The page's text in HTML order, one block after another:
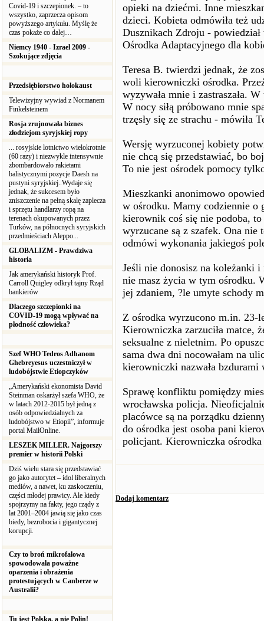
Covid-19 i szczepionek. – to
wszystko, zaprzecza opisom
powyższego artykułu. Myślę że
czas pokaże co dalej…
Niemcy 1940 - Izrael 2009 -
Szokujące zdjęcia
Przedsiębiorstwo holokaust
Telewizyjny wywiad z Normanem
Finkelsteinem
Rosja zrujnowała biznes
złodziejom syryjskiej ropy
... rosyjskie lotnictwo wielokrotnie
(60 razy) i niezwykle intensywnie
zbombardowało rakietami
balistycznymi pozycje Daesh na
pustyni syryjskiej..Wydaje się
jednak, że sukcesem było
zniszczenie na pełną skalę zaplecza
i sprzętu handlarzy ropą na
terenach okupowanych przez
Turków, na północnych syryjskich
przedmieściach Aleppo...
GLOBALIZM - Prawdziwa
historia
Jak amerykański historyk Prof.
Carroll Quigley odkrył tajny Rząd
bankierów
Dlaczego szczepionki na
COVID-19 mogą wpływać na
płodność człowieka?
Szef WHO Tedros Adhanom
Ghebreyesus uczestniczył w
ludobójstwie Etiopczyków
„Amerykański ekonomista David
Steinman oskarżył szefa WHO, że
w latach 2012-2015 był jedną z
osób odpowiedzialnych za
ludobójstwo w Etiopii”, informuje
portal MailOnline.
LESZEK MILLER. Najgorszy
premier w historii Polski
Dziś wielu stara się przedstawiać
go jako autorytet – idol liberalnych
mediów, a nawet, ku zaskoczeniu,
części młodej prawicy. Ale kiedy
spojrzymy na fakty, jego rządy z
lat 2001–2004 jawią się jako czas
biedy, bezrobocia i gigantycznej
korupcji.
Czy to broń mikrofalowa
spowodowała poważne
oparzenia i obrażenia
protestujących w Canberze w
Australii?
Tu jest Polska, a nie Polin!
opieki na dziećmi. Inne
dzieci. Kobieta odmówiła też
Dusznikach Zdroju -
Ośrodka Adaptacyjnego dla
Teresa B. twierdzi jednak, że
woli kierowniczki ośrodka.
wyzywała mnie i zastraszała.
W nocy siłą próbowano mnie
trzęsły się ze strachu - mówiła
Wersję wyrzuconej kobiety
nie chcą się przedstawiać, bo
To nie jest ośrodek pomocy
Mieszkanki anonimowo
w ośrodku. Mamy codziennie o
kierownik coś się nie podoba,
wyrzucane są z szafek. Ona nie
odmówi wykonania jakiegoś
Jeśli nie donosisz na koleżanki
nie masz życia w tym ośrodku.
jej zdaniem, ?le umyte schody
Z ośrodka wyrzucono m.in. 23-
Kierowniczka zarzuciła matce,
seksualne z nieletnim. Po
sama dwa dni nocowałam na
kierowniczki nazwała bzdurami
Sprawę konfliktu pomiędzy
wrocławska policja.
placówce są na porządku
do ośrodka jest osoba pani
policjant. Kierowniczka
Dodaj komentarz